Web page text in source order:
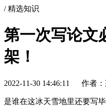
/精选知识
第一次写论文
架！
2022-11-30 14:46:11 作者
是谁在这冰天雪地里还要写